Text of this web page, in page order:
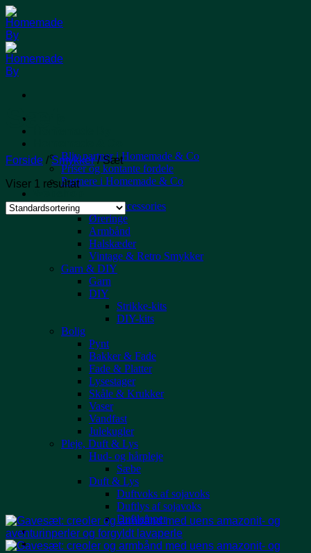
Fortsæt
til
indhold
Bliv partner i Homemade & Co
Priser og kontante fordele
Partnere i Homemade & Co
Smykker & Accessories
Øreringe
Armbånd
Halskæder
Vintage & Retro Smykker
Garn & DIY
Garn
DIY
Strikke-kits
DIY-kits
Bolig
Pynt
Bakker & Fade
Fade & Platter
Lysestager
Skåle & Krukker
Vaser
Vandfast
Julekugler
Pleje, Duft & Lys
Hud- og hårpleje
Sæbe
Duft & Lys
Duftvoks af sojavoks
Duftlys af sojavoks
Duftlamper
Events
Kontakt
Sæt
Forside / Smykker /Sæt
Viser 1 resultat